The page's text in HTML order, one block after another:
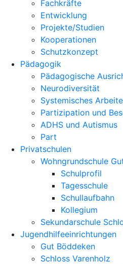
Fachkräfte
Entwicklung
Projekte/Studien
Kooperationen
Schutzkonzept
Pädagogik
Pädagogische
Neurodiversität
Systemisches
Partizipation und
ADHS und Autismus
Part
Privatschulen
Wohngrundschule
Schulprofil
Tagesschule
Schullaufbahn
Kollegium
Sekundarschule
Jugendhilfeeinrichtungen
Gut Böddeken
Schloss Varenholz